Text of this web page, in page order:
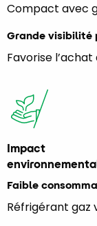
Compact avec
Grande visibilité
Favorise l’achat
Impact
Faible
Réfrigérant gaz